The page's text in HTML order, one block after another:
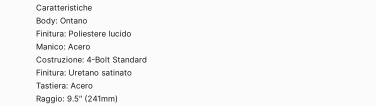
Caratteristiche
Body: Ontano
Finitura: Poliestere lucido
Manico: Acero
Costruzione: 4-Bolt Standard
Finitura: Uretano satinato
Tastiera: Acero
Raggio: 9.5″ (241mm)